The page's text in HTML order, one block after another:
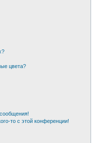
цвета?
то с этой конференции!